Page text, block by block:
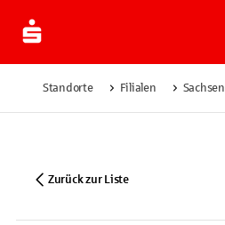
Standorte Filialen Sachsen
Zurück zur Liste